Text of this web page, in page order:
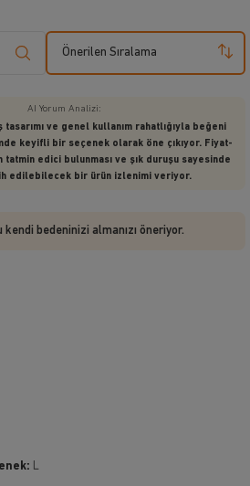
Önerilen Sıralama
AI Yorum Analizi:
tasarımı ve genel kullanım rahatlığıyla beğeni
keyifli bir seçenek olarak öne çıkıyor. Fiyat-
tatmin edici bulunması ve şık duruşu sayesinde
edilebilecek bir ürün izlenimi veriyor.
kendi bedeninizi almanızı öneriyor.
L